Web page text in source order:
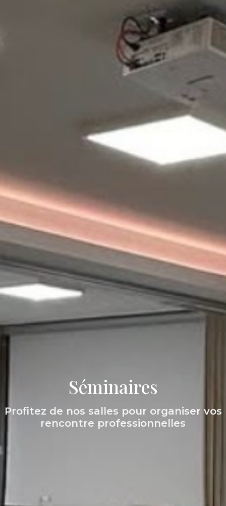
Séminaires
Profitez de nos salles pour organiser vos
rencontre professionnelles